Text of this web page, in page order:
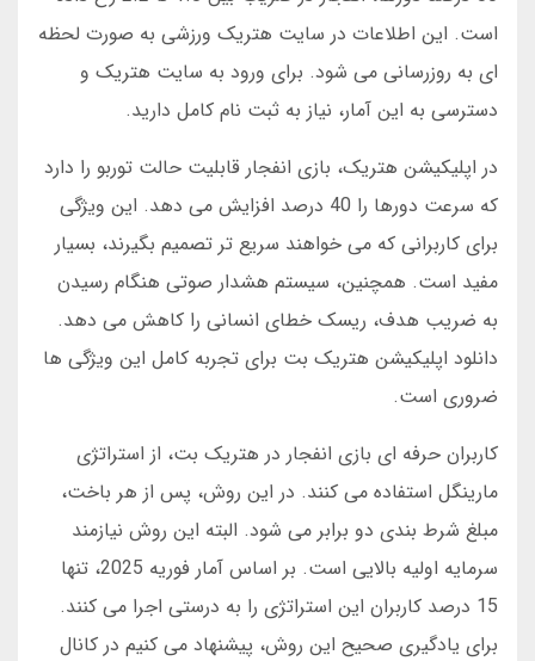
است. این اطلاعات در سایت هتریک ورزشی به صورت لحظه
ای به روزرسانی می شود. برای ورود به سایت هتریک و
دسترسی به این آمار، نیاز به ثبت نام کامل دارید.
در اپلیکیشن هتریک، بازی انفجار قابلیت حالت توربو را دارد
که سرعت دورها را 40 درصد افزایش می دهد. این ویژگی
برای کاربرانی که می خواهند سریع تر تصمیم بگیرند، بسیار
مفید است. همچنین، سیستم هشدار صوتی هنگام رسیدن
به ضریب هدف، ریسک خطای انسانی را کاهش می دهد.
دانلود اپلیکیشن هتریک بت برای تجربه کامل این ویژگی ها
ضروری است.
کاربران حرفه ای بازی انفجار در هتریک بت، از استراتژی
مارینگل استفاده می کنند. در این روش، پس از هر باخت،
مبلغ شرط بندی دو برابر می شود. البته این روش نیازمند
سرمایه اولیه بالایی است. بر اساس آمار فوریه 2025، تنها
15 درصد کاربران این استراتژی را به درستی اجرا می کنند.
برای یادگیری صحیح این روش، پیشنهاد می کنیم در کانال